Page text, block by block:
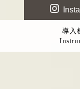
導入